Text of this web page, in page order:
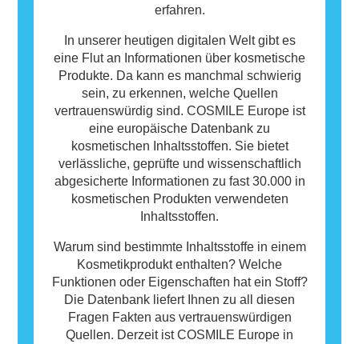
erfahren.
In unserer heutigen digitalen Welt gibt es
eine Flut an Informationen über kosmetische
Produkte. Da kann es manchmal schwierig
sein, zu erkennen, welche Quellen
vertrauenswürdig sind. COSMILE Europe ist
eine europäische Datenbank zu
kosmetischen Inhaltsstoffen. Sie bietet
verlässliche, geprüfte und wissenschaftlich
abgesicherte Informationen zu fast 30.000 in
kosmetischen Produkten verwendeten
Inhaltsstoffen.
Warum sind bestimmte Inhaltsstoffe in einem
Kosmetikprodukt enthalten? Welche
Funktionen oder Eigenschaften hat ein Stoff?
Die Datenbank liefert Ihnen zu all diesen
Fragen Fakten aus vertrauenswürdigen
Quellen. Derzeit ist COSMILE Europe in